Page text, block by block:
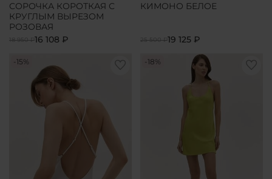
СОРОЧКА КОРОТКАЯ С
КРУГЛЫМ ВЫРЕЗОМ
РОЗОВАЯ
18 950 ₽16 108 ₽
КИМОНО БЕЛОЕ
25 500 ₽19 125 ₽
-15% -18%